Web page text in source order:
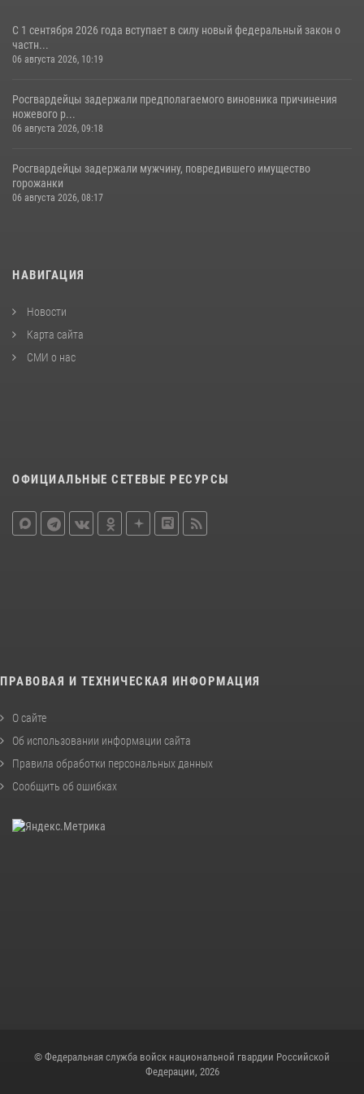
С 1 сентября 2026 года вступает в силу новый федеральный закон о
частн...
06 августа 2026, 10:19
Росгвардейцы задержали предполагаемого виновника причинения
ножевого р...
06 августа 2026, 09:18
Росгвардейцы задержали мужчину, повредившего имущество
горожанки
06 августа 2026, 08:17
НАВИГАЦИЯ
Новости
Карта сайта
СМИ о нас
ОФИЦИАЛЬНЫЕ СЕТЕВЫЕ РЕСУРСЫ
ПРАВОВАЯ И ТЕХНИЧЕСКАЯ ИНФОРМАЦИЯ
О сайте
Об использовании информации сайта
Правила обработки персональных данных
Сообщить об ошибках
© Федеральная служба войск национальной гвардии Российской
Федерации, 2026